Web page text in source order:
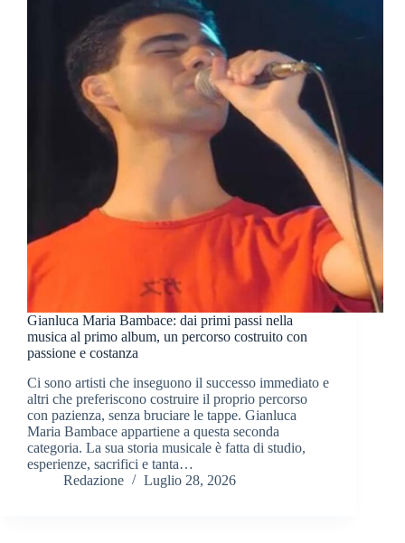
Gianluca Maria Bambace: dai primi passi nella
musica al primo album, un percorso costruito con
passione e costanza
Ci sono artisti che inseguono il successo immediato e
altri che preferiscono costruire il proprio percorso
con pazienza, senza bruciare le tappe. Gianluca
Maria Bambace appartiene a questa seconda
categoria. La sua storia musicale è fatta di studio,
esperienze, sacrifici e tanta…
Redazione
Luglio 28, 2026